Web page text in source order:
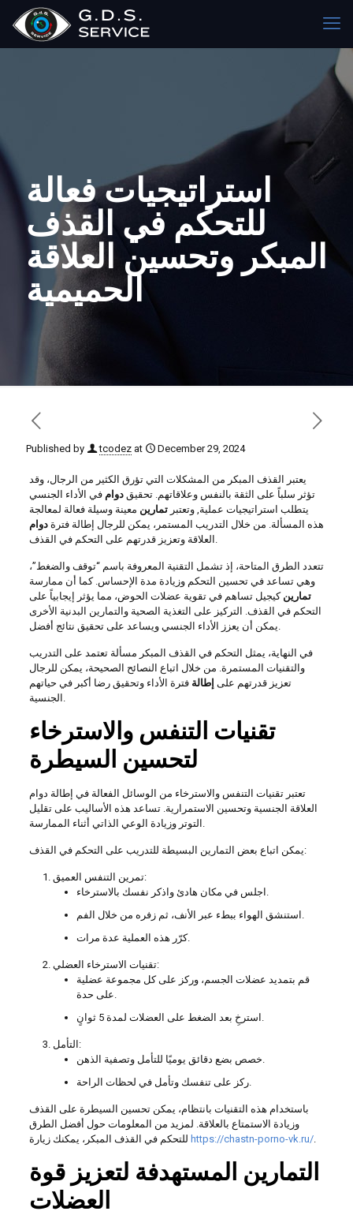
استراتيجيات فعالة
للتحكم في القذف
المبكر وتحسين العلاقة
الحميمية
Published by tcodez at December 29, 2024
يعتبر القذف المبكر من المشكلات التي تؤرق الكثير من الرجال، وقد
تؤثر سلباً على الثقة بالنفس وعلاقاتهم. تحقيقدوام في الأداء الجنسي
يتطلب استراتيجيات عملية, وتعتبرتمارين معينة وسيلة فعالة لمعالجة
هذه المسألة. من خلال التدريب المستمر، يمكن للرجال إطالة فترةدوام
العلاقة وتعزيز قدرتهم على التحكم في القذف.
تتعدد الطرق المتاحة، إذ تشمل التقنية المعروفة باسم “توقف والضغط”،
وهي تساعد في تحسين التحكم وزيادة مدة الإحساس. كما أن ممارسة
تمارين كيجيل تساهم في تقوية عضلات الحوض، مما يؤثر إيجابياً على
التحكم في القذف. التركيز على التغذية الصحية والتمارين البدنية الأخرى
يمكن أن يعزز الأداء الجنسي ويساعد على تحقيق نتائج أفضل.
في النهاية، يمثل التحكم في القذف المبكر مسألة تعتمد على التدريب
والتقنيات المستمرة. من خلال اتباع النصائح الصحيحة، يمكن للرجال
تعزيز قدرتهم على إطالة فترة الأداء وتحقيق رضا أكبر في حياتهم
الجنسية.
تقنيات التنفس والاسترخاء
لتحسين السيطرة
تعتبر تقنيات التنفس والاسترخاء من الوسائل الفعالة في إطالة دوام
العلاقة الجنسية وتحسين الاستمرارية. تساعد هذه الأساليب على تقليل
التوتر وزيادة الوعي الذاتي أثناء الممارسة.
يمكن اتباع بعض التمارين البسيطة للتدريب على التحكم في القذف:
تمرين التنفس العميق:
اجلس في مكان هادئ واذكر نفسك بالاسترخاء.
استنشق الهواء ببطء عبر الأنف، ثم زفره من خلال الفم.
كرّر هذه العملية عدة مرات.
تقنيات الاسترخاء العضلي:
قم بتمديد عضلات الجسم، وركز على كل مجموعة عضلية
على حدة.
استرخِ بعد الضغط على العضلات لمدة 5 ثوانٍ.
التأمل:
خصص بضع دقائق يوميًا للتأمل وتصفية الذهن.
ركز على تنفسك وتأمل في لحظات الراحة.
باستخدام هذه التقنيات بانتظام، يمكن تحسين السيطرة على القذف
وزيادة الاستمتاع بالعلاقة. لمزيد من المعلومات حول أفضل الطرق
https://chastn-porno-vk.ru/.
التمارين المستهدفة لتعزيز قوة
العضلات